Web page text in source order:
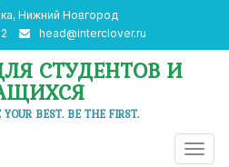
Нижний Новгород
head@interclover.ru
СТУДЕНТОВ И
YOUR BEST. BE THE FIRST.